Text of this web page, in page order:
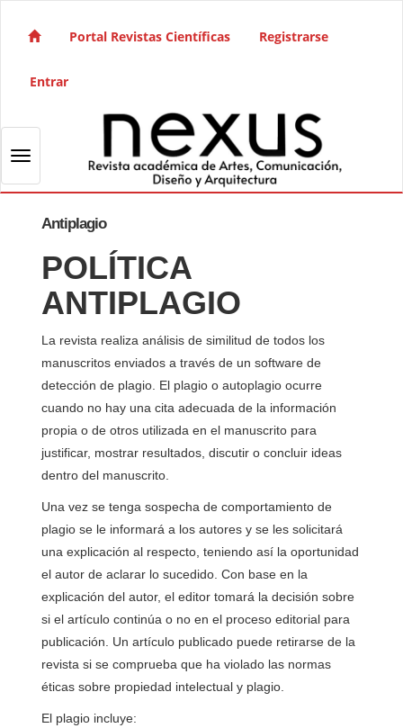
Navegación principal
Barra lateral
Portal Revistas Científicas Registrarse
Entrar
Toggle navigation
Antiplagio
POLÍTICA
ANTIPLAGIO
La revista realiza análisis de similitud de todos los
manuscritos enviados a través de un software de
detección de plagio. El plagio o autoplagio ocurre
cuando no hay una cita adecuada de la información
propia o de otros utilizada en el manuscrito para
justificar, mostrar resultados, discutir o concluir ideas
dentro del manuscrito.
Una vez se tenga sospecha de comportamiento de
plagio se le informará a los autores y se les solicitará
una explicación al respecto, teniendo así la oportunidad
el autor de aclarar lo sucedido. Con base en la
explicación del autor, el editor tomará la decisión sobre
si el artículo continúa o no en el proceso editorial para
publicación. Un artículo publicado puede retirarse de la
revista si se comprueba que ha violado las normas
éticas sobre propiedad intelectual y plagio.
El plagio incluye: